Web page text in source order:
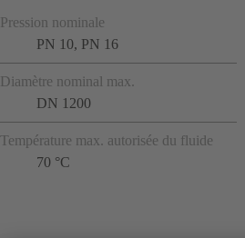
Pression nominale
PN 10, PN 16
Diamètre nominal max.
DN 1200
Température max. autorisée du fluide
70 °C